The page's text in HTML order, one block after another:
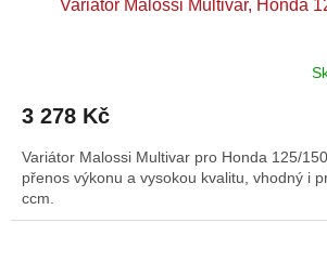
Variátor Malossi Multivar, Honda
produktu
5,0
z
5
hvězdiček.
3 278 Kč
Variátor Malossi Multivar pro Honda 125/
přenos výkonu a vysokou kvalitu, vhodný i
ccm.